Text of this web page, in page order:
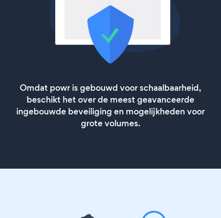
Omdat powr is gebouwd voor schaalbaarheid,
beschikt het over de meest geavanceerde
ingebouwde beveiliging en mogelijkheden voor
grote volumes.